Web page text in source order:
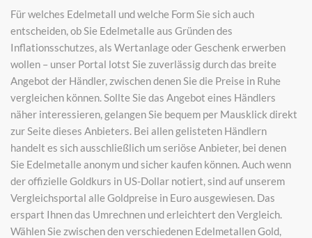
Für welches Edelmetall und welche Form Sie sich auch
entscheiden, ob Sie Edelmetalle aus Gründen des
Inflationsschutzes, als Wertanlage oder Geschenk erwerben
wollen – unser Portal lotst Sie zuverlässig durch das breite
Angebot der Händler, zwischen denen Sie die Preise in Ruhe
vergleichen können. Sollte Sie das Angebot eines Händlers
näher interessieren, gelangen Sie bequem per Mausklick direkt
zur Seite dieses Anbieters. Bei allen gelisteten Händlern
handelt es sich ausschließlich um seriöse Anbieter, bei denen
Sie Edelmetalle anonym und sicher kaufen können. Auch wenn
der offizielle Goldkurs in US-Dollar notiert, sind auf unserem
Vergleichsportal alle Goldpreise in Euro ausgewiesen. Das
erspart Ihnen das Umrechnen und erleichtert den Vergleich.
Wählen Sie zwischen den verschiedenen Edelmetallen Gold,